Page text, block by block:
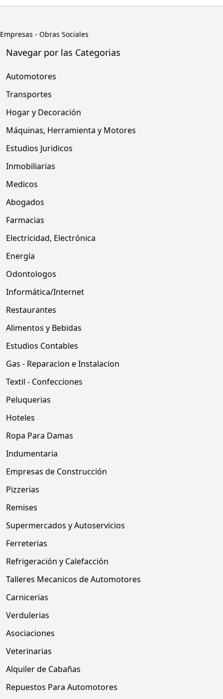
Empresas - Obras Sociales
Navegar por las Categorias
Automotores
Transportes
Hogar y Decoración
Máquinas, Herramienta y Motores
Estudios Juridicos
Inmobiliarias
Medicos
Abogados
Farmacias
Electricidad, Electrónica
Energía
Odontologos
Informática/Internet
Restaurantes
Alimentos y Bebidas
Estudios Contables
Gas - Reparacion e Instalacion
Textil - Confecciones
Peluquerias
Hoteles
Ropa Para Damas
Indumentaria
Empresas de Construcción
Pizzerias
Remises
Supermercados y Autoservicios
Ferreterias
Refrigeración y Calefacción
Talleres Mecanicos de Automotores
Carnicerias
Verdulerias
Asociaciones
Veterinarias
Alquiler de Cabañas
Repuestos Para Automotores